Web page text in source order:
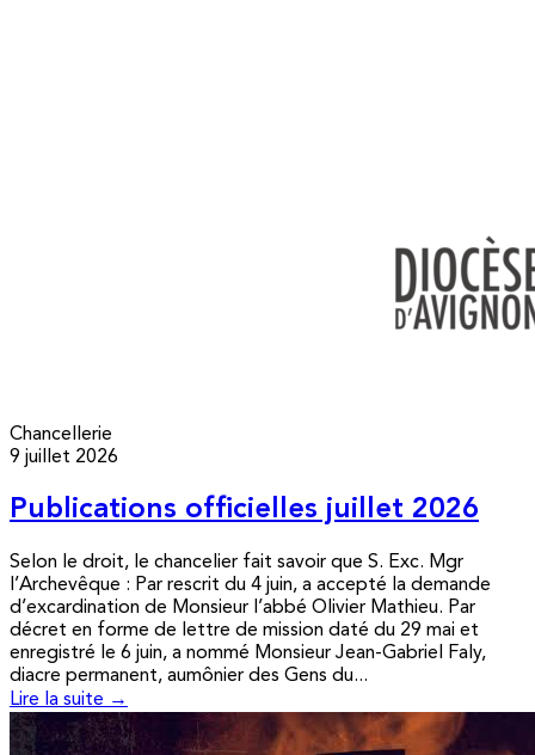
Chancellerie
9 juillet 2026
Publications officielles juillet 2026
Selon le droit, le chancelier fait savoir que S. Exc. Mgr
l’Archevêque : Par rescrit du 4 juin, a accepté la demande
d’excardination de Monsieur l’abbé Olivier Mathieu. Par
décret en forme de lettre de mission daté du 29 mai et
enregistré le 6 juin, a nommé Monsieur Jean-Gabriel Faly,
diacre permanent, aumônier des Gens du...
Lire la suite →